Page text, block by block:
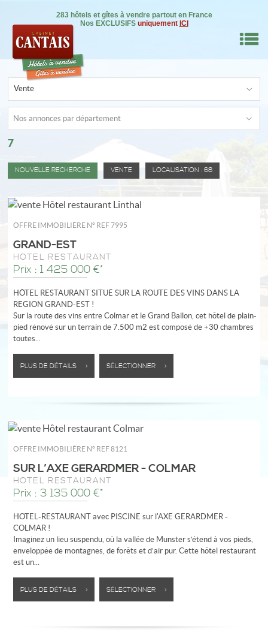
283 hôtels et gîtes à vendre partout en France
Nos EXCLUSIFS uniquement ICI
BIEN
0
Vente
Nos annonces par département
7
NOUVELLE RECHERCHE VENTE LOCALISATION : 68
OFFRE IMMOBILIÈRE N° REF 7995
GRAND-EST
HÔTEL RESTAURANT
Prix : 1 425 000 €*
HÔTEL RESTAURANT SITUÉ SUR LA ROUTE DES VINS DANS LA
REGION GRAND-EST !
Sur la route des vins entre Colmar et le Grand Ballon, cet hôtel de plain-
pied rénové sur un terrain de 7.500 m2 est composé de +30 chambres
toutes...
PLUS DE DÉTAILS > SÉLECTIONNER >
OFFRE IMMOBILIÈRE N° REF 8121
SUR L’AXE GÉRARDMER - COLMAR
HÔTEL RESTAURANT
Prix : 3 135 000 €*
HOTEL-RESTAURANT avec PISCINE sur l'AXE GERARDMER -
COLMAR !
Imaginez un lieu suspendu, où la vallée de Munster s’étend à vos pieds,
enveloppée de montagnes, de forêts et d’air pur. Cette hôtel restaurant
est un...
PLUS DE DÉTAILS > SÉLECTIONNER >